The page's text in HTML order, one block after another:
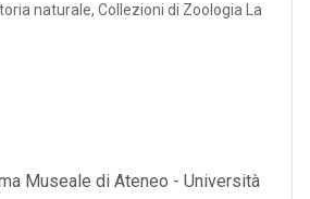
naturale, Collezioni di Zoologia La
Museale di Ateneo - Università